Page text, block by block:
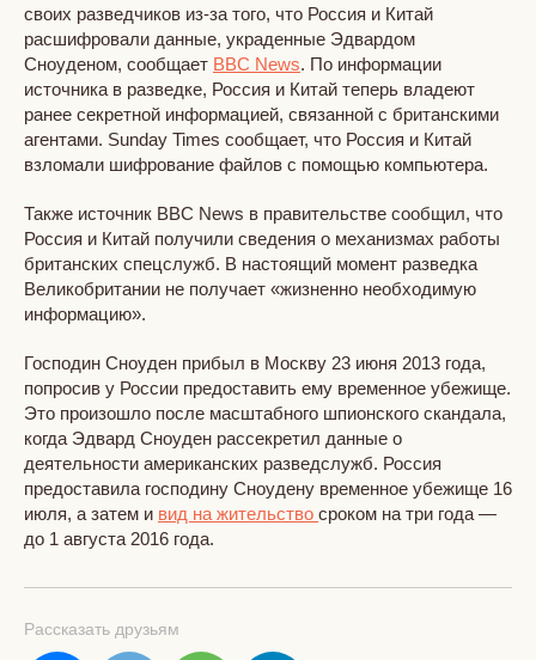
своих разведчиков из-за того, что Россия и Китай
расшифровали данные, украденные Эдвардом
Сноуденом, сообщает BBC News. По информации
источника в разведке, Россия и Китай теперь владеют
ранее секретной информацией, связанной с британскими
агентами. Sunday Times сообщает, что Россия и Китай
взломали шифрование файлов с помощью компьютера.
Также источник BBC News в правительстве сообщил, что
Россия и Китай получили сведения о механизмах работы
британских спецслужб. В настоящий момент разведка
Великобритании не получает «жизненно необходимую
информацию».
Господин Сноуден прибыл в Москву 23 июня 2013 года,
попросив у России предоставить ему временное убежище.
Это произошло после масштабного шпионского скандала,
когда Эдвард Сноуден рассекретил данные о
деятельности американских разведслужб. Россия
предоставила господину Сноудену временное убежище 16
июля, а затем и вид на жительство сроком на три года —
до 1 августа 2016 года.
Рассказать друзьям